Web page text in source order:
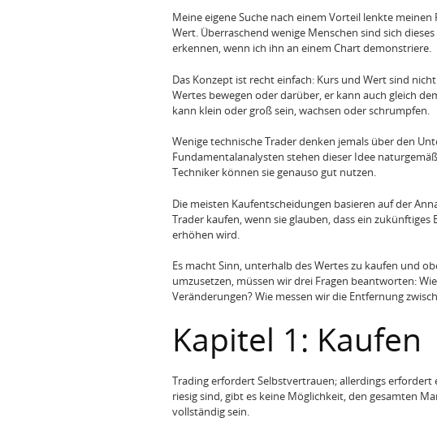
Meine eigene Suche nach einem Vorteil lenkte
Wert. Überraschend wenige Menschen sind sich
erkennen, wenn ich ihn an einem Chart demonstriere.
Das Konzept ist recht einfach: Kurs und Wert sind
Wertes bewegen oder darüber, er kann auch gleich
kann klein oder groß sein, wachsen oder schrumpfen.
Wenige technische Trader denken jemals über den
Fundamentalanalysten stehen dieser Idee
Techniker können sie genauso gut nutzen.
Die meisten Kaufentscheidungen basieren auf der
Trader kaufen, wenn sie glauben, dass ein
erhöhen wird.
Es macht Sinn, unterhalb des Wertes zu kaufen und
umzusetzen, müssen wir drei Fragen beantworten:
Veränderungen? Wie messen wir die Entfernung
Kapitel 1: Kaufen
Trading erfordert Selbstvertrauen; allerdings erfordert
riesig sind, gibt es keine Möglichkeit, den gesamten
vollständig sein.